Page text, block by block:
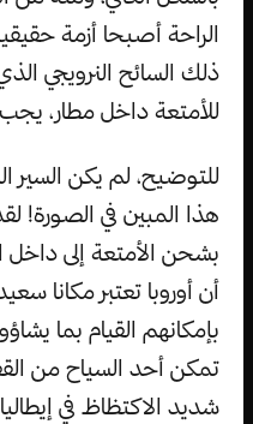
الراحة أصبحا أزمة
ذلك السائح النرويجي
للأمتعة داخل مطار، يجب
للتوضيح، لم يكن السير
هذا المبين في الصورة!
بشحن الأمتعة إلى داخل
أن أوروبا تعتبر مكانا
بإمكانهم القيام بما
تمكن أحد السياح من
شديد الاكتظاظ في